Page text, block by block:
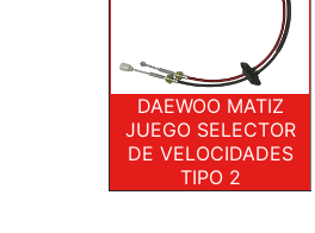
DAEWOO MATIZ
JUEGO SELECTOR
DE VELOCIDADES
TIPO 2